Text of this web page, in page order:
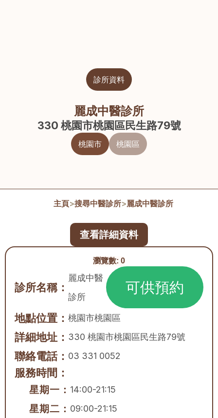
診所資料
麗成中醫診所
330 桃園市桃園區民生路79號
桃園市 桃園區
主頁>搜尋中醫診所>麗成中醫診所
瀏覽數: 0
診所名稱：
麗成中醫
診所
可供預約
地點位置： 桃園市桃園區
詳細地址： 330 桃園市桃園區民生路79號
聯絡電話： 03 331 0052
服務時間：
星期一： 14:00-21:15
星期二： 09:00-21:15
查看詳細資料